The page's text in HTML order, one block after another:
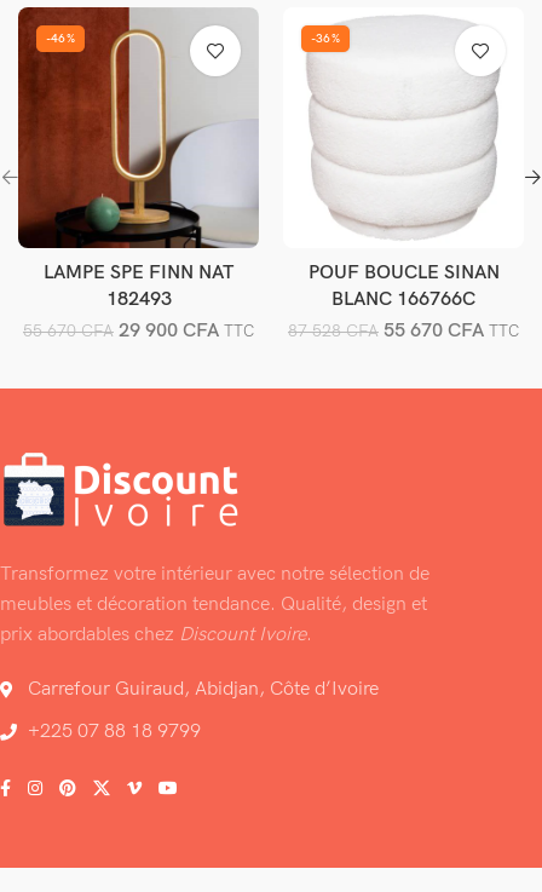
-46%
Ajouter au panier
LAMPE SPE FINN NAT
182493
55 670CFA 29 900 CFA TTC
-36%
Ajouter au panier
POUF BOUCLE SINAN
BLANC 166766C
87 528CFA 55 670 CFA TTC
Transformez votre intérieur avec notre sélection de
meubles et décoration tendance. Qualité, design et
prix abordables chez Discount Ivoire.
Carrefour Guiraud, Abidjan, Côte d’Ivoire
+225 07 88 18 9799